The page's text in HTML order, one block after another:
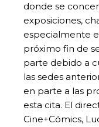
donde se
exposiciones,
especialmente
próximo fin de
parte debido a
las sedes
en parte a las
esta cita. El
Cine+Cómics,